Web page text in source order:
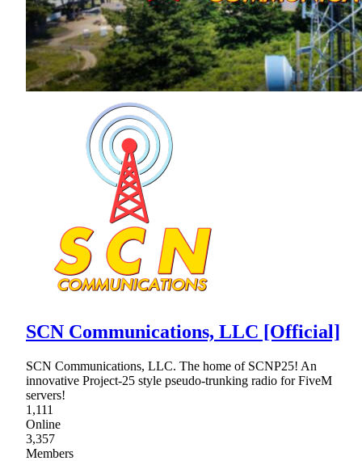
SCN Communications, LLC [Official]
SCN Communications, LLC. The home of SCNP25! An
innovative Project-25 style pseudo-trunking radio for FiveM
servers!
1,111
Online
3,357
Members